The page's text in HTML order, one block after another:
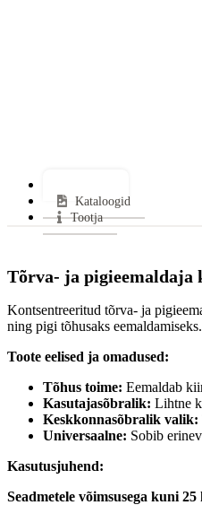
Kataloogid
Tootja
Tõrva- ja pigieemaldaja
Kontsentreeritud tõrva- ja
ning pigi tõhusaks
Toote eelised ja omadused:
Tõhus toime: Eemaldab
Kasutajasõbralik: Lihtne
Keskkonnasõbralik valik:
Universaalne: Sobib
Kasutusjuhend:
Seadmetele võimsusega kuni 25